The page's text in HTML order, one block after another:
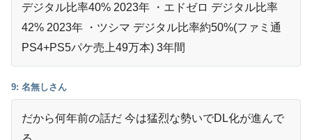
デジタル比率40% 2023年 ・エドゼロ デジタル比率
42% 2023年 ・ツシマ デジタル比率約50%(ファミ通
PS4+PS5パケ売上49万本) 3年間
9: 名無しさん
だから何年前の話だ 今は猛烈な勢いでDL化が進んで